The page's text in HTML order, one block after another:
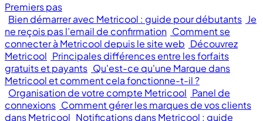
Premiers pas
Bien démarrer avec Metricool : guide pour débutants Je
ne reçois pas l’email de confirmation Comment se
connecter à Metricool depuis le site web Découvrez
Metricool Principales différences entre les forfaits
gratuits et payants Qu'est-ce qu'une Marque dans
Metricool et comment cela fonctionne-t-il ?
Organisation de votre compte Metricool Panel de
connexions Comment gérer les marques de vos clients
dans Metricool Notifications dans Metricool : guide